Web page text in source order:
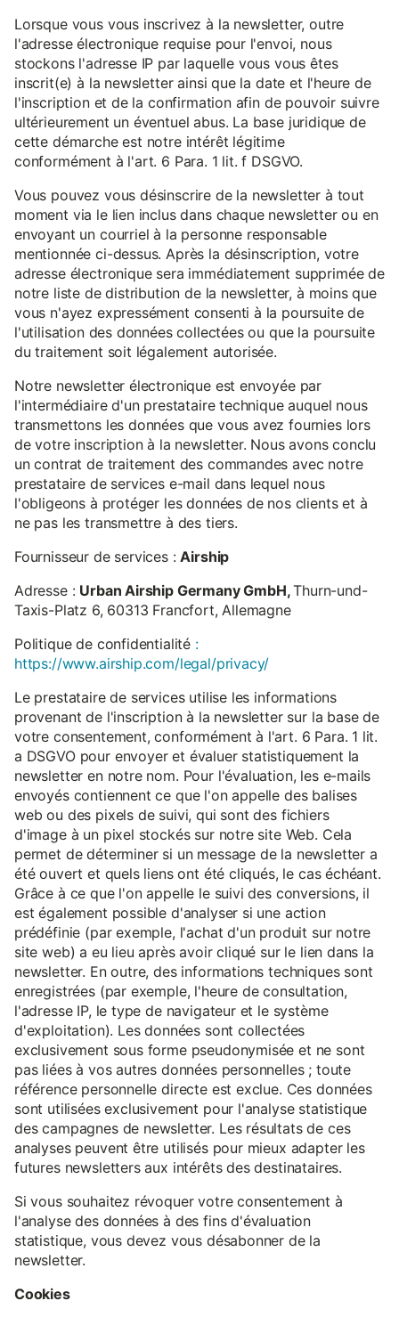
Lorsque vous vous inscrivez à la newsletter, outre
l'adresse électronique requise pour l'envoi, nous
stockons l'adresse IP par laquelle vous vous êtes
inscrit(e) à la newsletter ainsi que la date et l'heure de
l'inscription et de la confirmation afin de pouvoir suivre
ultérieurement un éventuel abus. La base juridique de
cette démarche est notre intérêt légitime
conformément à l'art. 6 Para. 1 lit. f DSGVO.
Vous pouvez vous désinscrire de la newsletter à tout
moment via le lien inclus dans chaque newsletter ou en
envoyant un courriel à la personne responsable
mentionnée ci-dessus. Après la désinscription, votre
adresse électronique sera immédiatement supprimée de
notre liste de distribution de la newsletter, à moins que
vous n'ayez expressément consenti à la poursuite de
l'utilisation des données collectées ou que la poursuite
du traitement soit légalement autorisée.
Notre newsletter électronique est envoyée par
l'intermédiaire d'un prestataire technique auquel nous
transmettons les données que vous avez fournies lors
de votre inscription à la newsletter. Nous avons conclu
un contrat de traitement des commandes avec notre
prestataire de services e-mail dans lequel nous
l'obligeons à protéger les données de nos clients et à
ne pas les transmettre à des tiers.
Fournisseur de services :Airship
Adresse : Urban Airship Germany GmbH,Thurn-und-
Taxis-Platz 6, 60313 Francfort, Allemagne
Politique de confidentialité :
https://www.airship.com/legal/privacy/
Le prestataire de services utilise les informations
provenant de l'inscription à la newsletter sur la base de
votre consentement, conformément à l'art. 6 Para. 1 lit.
a DSGVO pour envoyer et évaluer statistiquement la
newsletter en notre nom. Pour l'évaluation, les e-mails
envoyés contiennent ce que l'on appelle des balises
web ou des pixels de suivi, qui sont des fichiers
d'image à un pixel stockés sur notre site Web. Cela
permet de déterminer si un message de la newsletter a
été ouvert et quels liens ont été cliqués, le cas échéant.
Grâce à ce que l'on appelle le suivi des conversions, il
est également possible d'analyser si une action
prédéfinie (par exemple, l'achat d'un produit sur notre
site web) a eu lieu après avoir cliqué sur le lien dans la
newsletter. En outre, des informations techniques sont
enregistrées (par exemple, l'heure de consultation,
l'adresse IP, le type de navigateur et le système
d'exploitation). Les données sont collectées
exclusivement sous forme pseudonymisée et ne sont
pas liées à vos autres données personnelles ; toute
référence personnelle directe est exclue. Ces données
sont utilisées exclusivement pour l'analyse statistique
des campagnes de newsletter. Les résultats de ces
analyses peuvent être utilisés pour mieux adapter les
futures newsletters aux intérêts des destinataires.
Si vous souhaitez révoquer votre consentement à
l'analyse des données à des fins d'évaluation
statistique, vous devez vous désabonner de la
newsletter.
Cookies